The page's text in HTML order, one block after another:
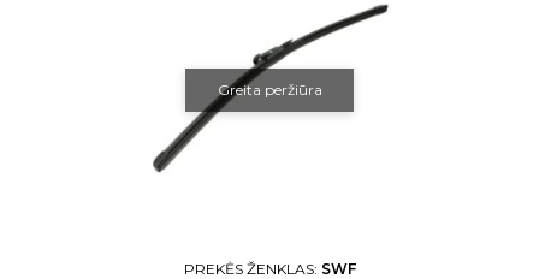
Greita peržiūra
PREKĖS ŽENKLAS: SWF